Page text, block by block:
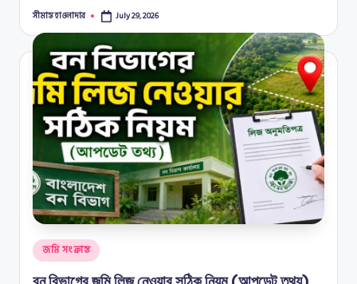
Posted
সীমান্ত হাওলাদার July 29, 2026
Posted
in
জমি সংক্রান্ত